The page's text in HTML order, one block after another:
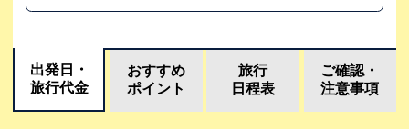
出発日・
旅行代金
おすすめ
ポイント
旅行
日程表
ご確認・
注意事項